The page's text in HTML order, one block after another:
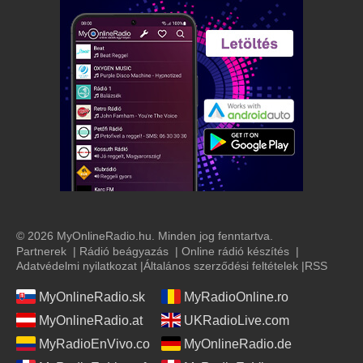
© 2026 MyOnlineRadio.hu. Minden jog fenntartva.
Partnerek | Rádió beágyazás | Online rádió készítés |
Adatvédelmi nyilatkozat |Általános szerződési feltételek |RSS
MyOnlineRadio.sk
MyRadioOnline.ro
MyOnlineRadio.at
UKRadioLive.com
MyRadioEnVivo.co
MyOnlineRadio.de